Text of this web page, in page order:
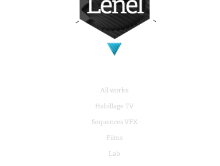
All works
Habillage TV
Sequences VFX
Films
Lab